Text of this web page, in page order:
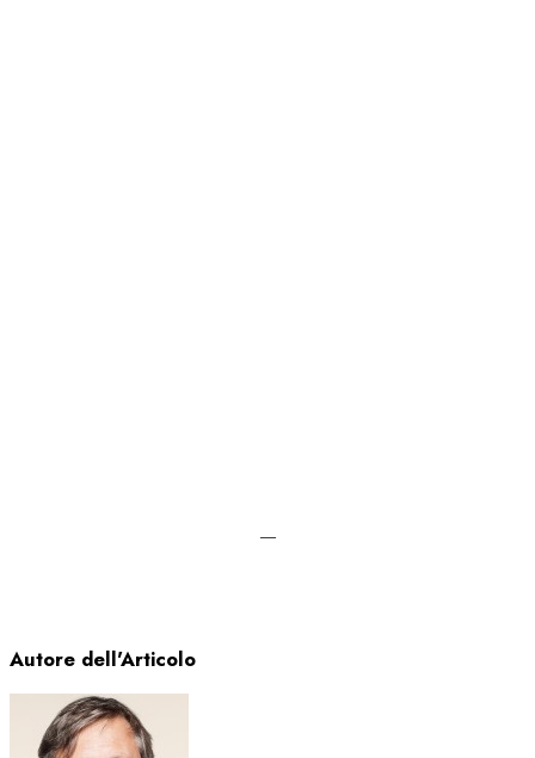
—
Autore dell'Articolo